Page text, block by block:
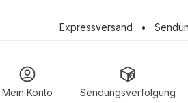
Expressversand •
Mein Konto Sendungsverfolgung